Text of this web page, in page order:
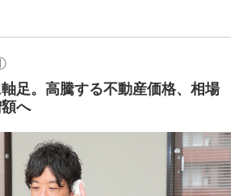
足。高騰する不動産価格、相場
へ